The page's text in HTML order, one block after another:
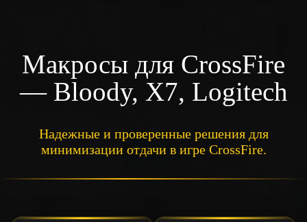
КОНТАКТЫ
Макросы для CrossFire
— Bloody, X7, Logitech
Надежные и проверенные решения для
минимизации отдачи в игре CrossFire.